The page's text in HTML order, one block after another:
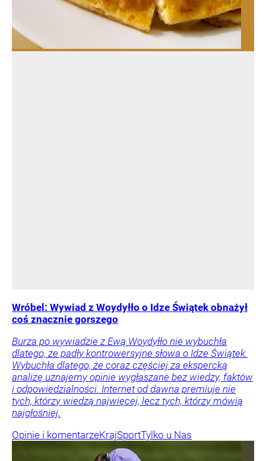
Wróbel: Wywiad z Woydyłło o Idze Świątek obnażył
coś znacznie gorszego
Burza po wywiadzie z Ewą Woydyłło nie wybuchła
dlatego, że padły kontrowersyjne słowa o Idze Świątek.
Wybuchła dlatego, że coraz częściej za ekspercką
analizę uznajemy opinie wygłaszane bez wiedzy, faktów
i odpowiedzialności. Internet od dawna premiuje nie
tych, którzy wiedzą najwięcej, lecz tych, którzy mówią
najgłośniej.
Opinie i komentarzeKrajSportTylko u Nas